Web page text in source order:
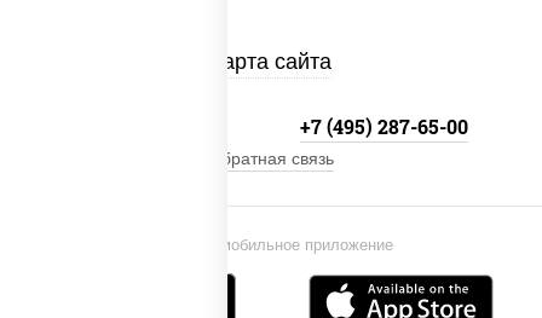
Карта сайта
Установи мобильное приложение
+7 (495) 287-65-00
Обратная связь